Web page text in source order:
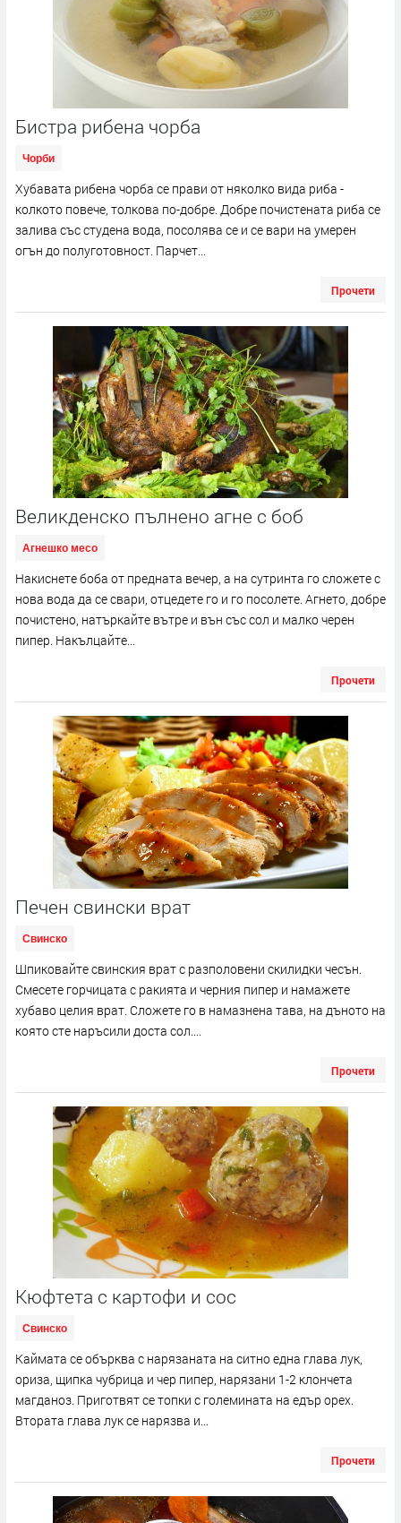
Бистра рибена чорба
Чорби
Хубавата рибена чорба се прави от няколко вида риба -
колкото повече, толкова по-добре. Добре почистената риба се
залива със студена вода, посолява се и се вари на умерен
огън до полуготовност. Парчет...
Прочети
Великденско пълнено агне с боб
Агнешко месо
Накиснете боба от предната вечер, а на сутринта го сложете с
нова вода да се свари, отцедете го и го посолете. Агнето, добре
почистено, натъркайте вътре и вън със сол и малко черен
пипер. Накълцайте...
Прочети
Печен свински врат
Свинско
Шпиковайте свинския врат с разполовени скилидки чесън.
Смесете горчицата с ракията и черния пипер и намажете
хубаво целия врат. Сложете го в намазнена тава, на дъното на
която сте наръсили доста сол....
Прочети
Кюфтета с картофи и сос
Свинско
Каймата се обърква с нарязаната на ситно една глава лук,
ориза, щипка чубрица и чер пипер, нарязани 1-2 клончета
магданоз. Приготвят се топки с големината на едър орех.
Втората глава лук се нарязва и...
Прочети